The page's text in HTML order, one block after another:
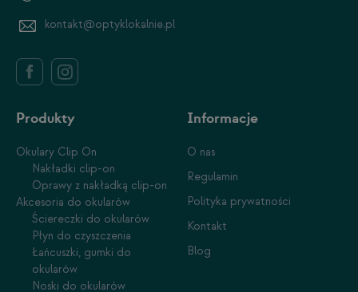
kontakt@optyklokalnie.pl
Produkty
Okulary Clip On
Nakładki clip-on
Oprawy z nakładką clip-on
Akcesoria do okularów
Ściereczki do okularów
Płyn do czyszczenia
Łańcuszki, gumki do
okularów
Noski do okularów
Informacje
O nas
Regulamin
Polityka prywatności
Kontakt
Blog